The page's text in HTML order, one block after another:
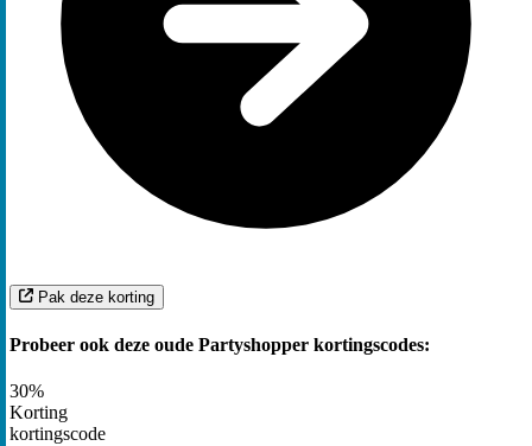
Pak deze korting
Probeer ook deze oude Partyshopper kortingscodes:
30%
Korting
kortingscode